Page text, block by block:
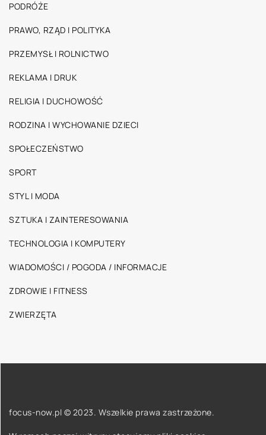
PODRÓŻE
PRAWO, RZĄD I POLITYKA
PRZEMYSŁ I ROLNICTWO
REKLAMA I DRUK
RELIGIA I DUCHOWOŚĆ
RODZINA I WYCHOWANIE DZIECI
SPOŁECZEŃSTWO
SPORT
STYL I MODA
SZTUKA I ZAINTERESOWANIA
TECHNOLOGIA I KOMPUTERY
WIADOMOŚCI / POGODA / INFORMACJE
ZDROWIE I FITNESS
ZWIERZĘTA
focus-now.pl © 2023. Wszelkie prawa zastrzeżone.